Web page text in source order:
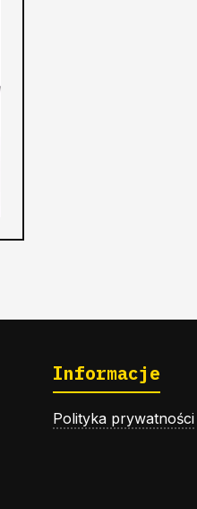
Informacje
Polityka prywatności